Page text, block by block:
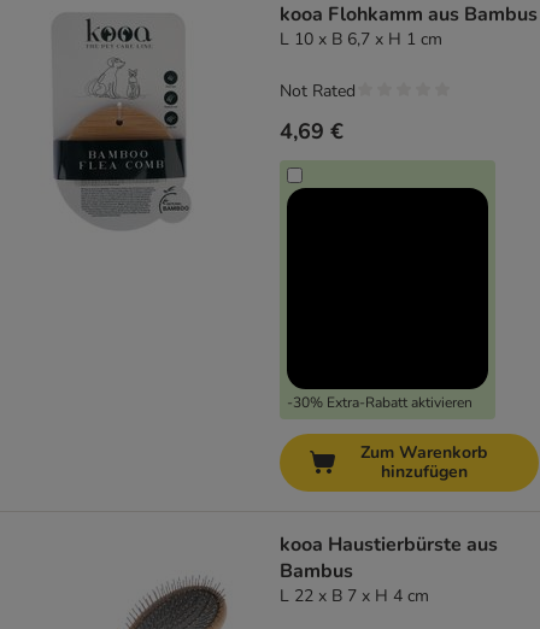
kooa Flohkamm aus Bambus
L 10 x B 6,7 x H 1 cm
4,69 €
-30% Extra-Rabatt aktivieren
Not Rated
Zum Warenkorb
hinzufügen
kooa Haustierbürste aus
Bambus
L 22 x B 7 x H 4 cm